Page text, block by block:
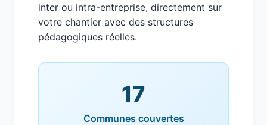
inter ou intra-entreprise, directement sur
votre chantier avec des structures
pédagogiques réelles.
17
Communes couvertes